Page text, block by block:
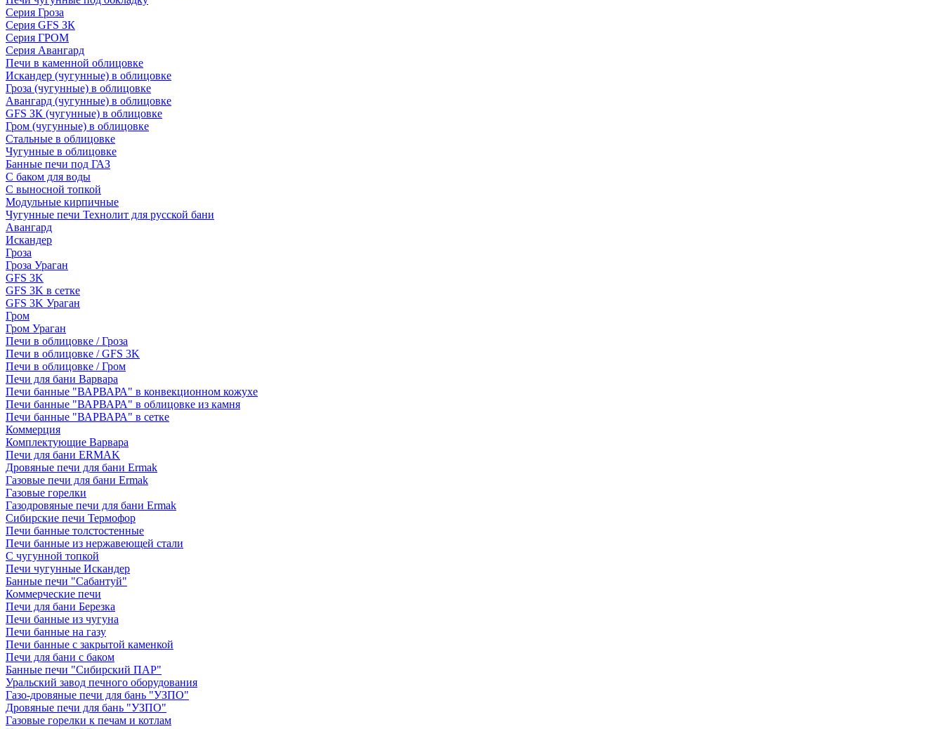
Серия Гроза
Серия GFS ЗК
Серия ГРОМ
Серия Авангард
Печи в каменной облицовке
Искандер (чугунные) в облицовке
Гроза (чугунные) в облицовке
Авангард (чугунные) в облицовке
GFS ЗК (чугунные) в облицовке
Гром (чугунные) в облицовке
Стальные в облицовке
Чугунные в облицовке
Банные печи под ГАЗ
С баком для воды
С выносной топкой
Модульные кирпичные
Чугунные печи Технолит для русской бани
Авангард
Искандер
Гроза
Гроза Ураган
GFS 3K
GFS 3K в сетке
GFS 3K Ураган
Гром
Гром Ураган
Печи в облицовке / Гроза
Печи в облицовке / GFS 3K
Печи в облицовке / Гром
Печи для бани Варвара
Печи банные "ВАРВАРА" в конвекционном кожухе
Печи банные "ВАРВАРА" в облицовке из камня
Печи банные "ВАРВАРА" в сетке
Коммерция
Комплектующие Варвара
Печи для бани ERMAK
Дровяные печи для бани Ermak
Газовые печи для бани Ermak
Газовые горелки
Газодровяные печи для бани Ermak
Сибирские печи Термофор
Печи банные толстостенные
Печи банные из нержавеющей стали
С чугунной топкой
Печи чугунные Искандер
Банные печи "Сабантуй"
Коммерческие печи
Печи для бани Березка
Печи банные из чугуна
Печи банные на газу
Печи банные с закрытой каменкой
Печи для бани с баком
Банные печи "Сибирский ПАР"
Уральский завод печного оборудования
Газо-дровяные печи для бань "УЗПО"
Дровяные печи для бань "УЗПО"
Газовые горелки к печам и котлам